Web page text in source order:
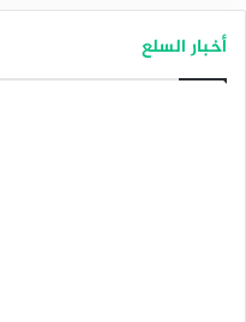
أخبار السلع